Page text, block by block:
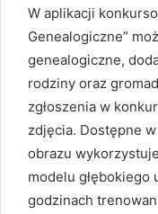
W aplikacji
Genealogiczne”
genealogiczne,
rodziny oraz
zgłoszenia w
zdjęcia. Dostępne
obrazu
modelu głębokiego
godzinach